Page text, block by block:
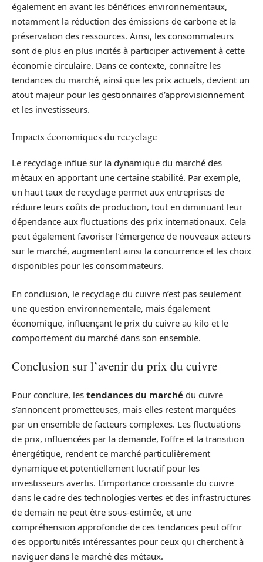
également en avant les bénéfices environnementaux,
notamment la réduction des émissions de carbone et la
préservation des ressources. Ainsi, les consommateurs
sont de plus en plus incités à participer activement à cette
économie circulaire. Dans ce contexte, connaître les
tendances du marché, ainsi que les prix actuels, devient un
atout majeur pour les gestionnaires d’approvisionnement
et les investisseurs.
Impacts économiques du recyclage
Le recyclage influe sur la dynamique du marché des
métaux en apportant une certaine stabilité. Par exemple,
un haut taux de recyclage permet aux entreprises de
réduire leurs coûts de production, tout en diminuant leur
dépendance aux fluctuations des prix internationaux. Cela
peut également favoriser l’émergence de nouveaux acteurs
sur le marché, augmentant ainsi la concurrence et les choix
disponibles pour les consommateurs.
En conclusion, le recyclage du cuivre n’est pas seulement
une question environnementale, mais également
économique, influençant le prix du cuivre au kilo et le
comportement du marché dans son ensemble.
Conclusion sur l’avenir du prix du cuivre
Pour conclure, les tendances du marché du cuivre
s’annoncent prometteuses, mais elles restent marquées
par un ensemble de facteurs complexes. Les fluctuations
de prix, influencées par la demande, l’offre et la transition
énergétique, rendent ce marché particulièrement
dynamique et potentiellement lucratif pour les
investisseurs avertis. L’importance croissante du cuivre
dans le cadre des technologies vertes et des infrastructures
de demain ne peut être sous-estimée, et une
compréhension approfondie de ces tendances peut offrir
des opportunités intéressantes pour ceux qui cherchent à
naviguer dans le marché des métaux.